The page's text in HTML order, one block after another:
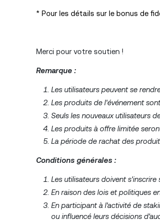
* Pour les détails sur le bonus de
Merci pour votre soutien !
Remarque :
Les utilisateurs peuvent se
Les produits de l'événement
Seuls les nouveaux utilisateurs
Les produits à offre limitée
La période de rachat des
Conditions générales :
Les utilisateurs doivent
En raison des lois et politiques
En participant à l'activité de
ou influencé leurs décisions